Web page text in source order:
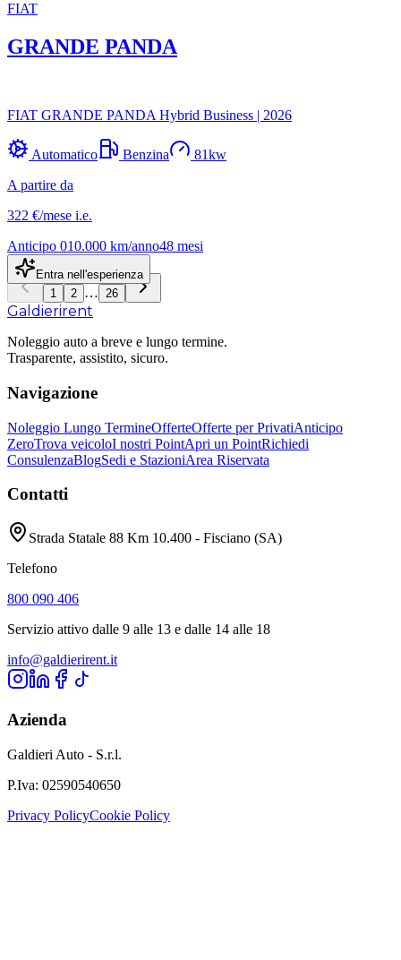
FIAT
GRANDE PANDA
FIAT GRANDE PANDA Hybrid Business | 2026
Automatico Benzina 81kw
A partire da
322 €/mese i.e.
Anticipo 010.000 km/anno48 mesi
Entra nell'esperienza
1
2 … 26
Galdierirent
Noleggio auto a breve e lungo termine.
Trasparente, assistito, sicuro.
Navigazione
Noleggio Lungo TermineOfferteOfferte per PrivatiAnticipo
ZeroTrova veicoloI nostri PointApri un PointRichiedi
ConsulenzaBlogSedi e StazioniArea Riservata
Contatti
Strada Statale 88 Km 10.400 - Fisciano (SA)
Telefono
800 090 406
Servizio attivo dalle 9 alle 13 e dalle 14 alle 18
info@galdierirent.it
Azienda
Galdieri Auto - S.r.l.
P.Iva: 02590540650
Privacy PolicyCookie Policy